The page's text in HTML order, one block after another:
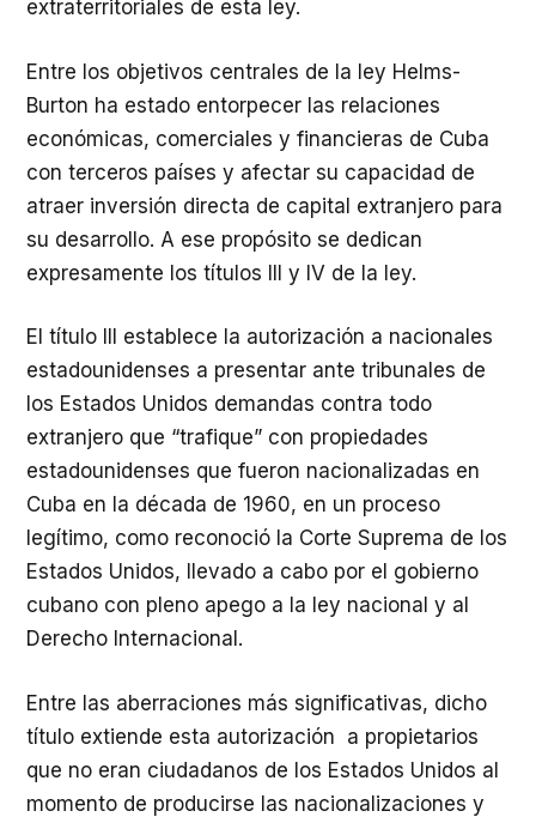
extraterritoriales de esta ley.
Entre los objetivos centrales de la ley Helms-
Burton ha estado entorpecer las relaciones
económicas, comerciales y financieras de Cuba
con terceros países y afectar su capacidad de
atraer inversión directa de capital extranjero para
su desarrollo. A ese propósito se dedican
expresamente los títulos III y IV de la ley.
El título III establece la autorización a nacionales
estadounidenses a presentar ante tribunales de
los Estados Unidos demandas contra todo
extranjero que “trafique” con propiedades
estadounidenses que fueron nacionalizadas en
Cuba en la década de 1960, en un proceso
legítimo, como reconoció la Corte Suprema de los
Estados Unidos, llevado a cabo por el gobierno
cubano con pleno apego a la ley nacional y al
Derecho Internacional.
Entre las aberraciones más significativas, dicho
título extiende esta autorización a propietarios
que no eran ciudadanos de los Estados Unidos al
momento de producirse las nacionalizaciones y